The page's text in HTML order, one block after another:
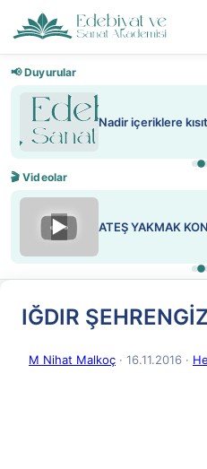
📢 Duyurular
Nadir içeriklere
🎬 Videolar
▶ ATEŞ YAKMAK
IĞDIR
M Nihat Malkoç · 16.11.2016 ·